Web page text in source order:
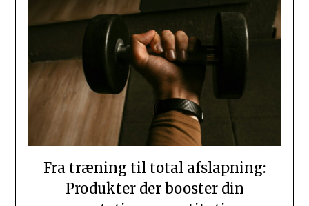
Fra træning til total afslapning:
Produkter der booster din